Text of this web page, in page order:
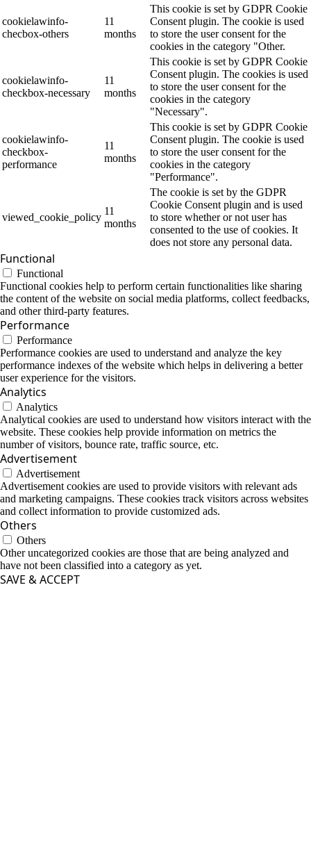
cookielawinfo-
checbox-others
11
months
This cookie is set by GDPR Cookie
Consent plugin. The cookie is used
to store the user consent for the
cookies in the category "Other.
cookielawinfo-
checkbox-necessary
11
months
This cookie is set by GDPR Cookie
Consent plugin. The cookies is used
to store the user consent for the
cookies in the category
"Necessary".
cookielawinfo-
checkbox-
performance
11
months
This cookie is set by GDPR Cookie
Consent plugin. The cookie is used
to store the user consent for the
cookies in the category
"Performance".
viewed_cookie_policy
11
months
The cookie is set by the GDPR
Cookie Consent plugin and is used
to store whether or not user has
consented to the use of cookies. It
does not store any personal data.
Functional
Functional
Functional cookies help to perform certain functionalities like sharing
the content of the website on social media platforms, collect feedbacks,
and other third-party features.
Performance
Performance
Performance cookies are used to understand and analyze the key
performance indexes of the website which helps in delivering a better
user experience for the visitors.
Analytics
Analytics
Analytical cookies are used to understand how visitors interact with the
website. These cookies help provide information on metrics the
number of visitors, bounce rate, traffic source, etc.
Advertisement
Advertisement
Advertisement cookies are used to provide visitors with relevant ads
and marketing campaigns. These cookies track visitors across websites
and collect information to provide customized ads.
Others
Others
Other uncategorized cookies are those that are being analyzed and
have not been classified into a category as yet.
SAVE & ACCEPT